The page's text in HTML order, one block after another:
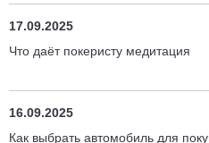
17.09.2025
Что даёт покеристу медитация
16.09.2025
Как выбрать автомобиль для